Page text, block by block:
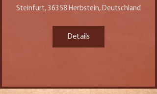
Steinfurt, 36358 Herbstein, Deutschland
Details